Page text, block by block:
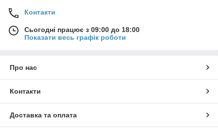
Контакти
Сьогодні працює з 09:00 до 18:00
Показати весь графік роботи
Про нас
Контакти
Доставка та оплата